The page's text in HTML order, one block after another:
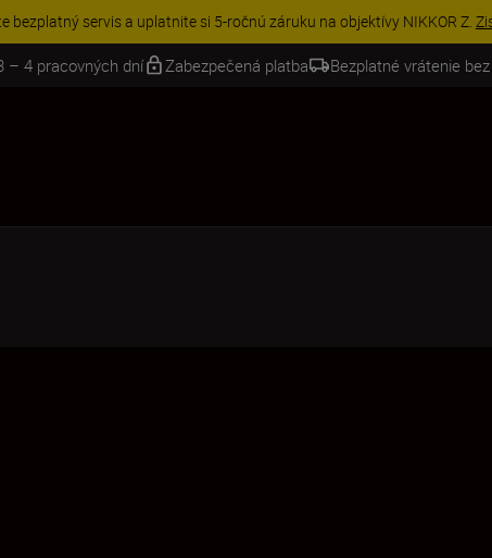
| Ušetrite 15 % na vybranom príslušenstve a doplňte si svoju
– 4 pracovných dní Zabezpečená platba Bezplatné vrátenie